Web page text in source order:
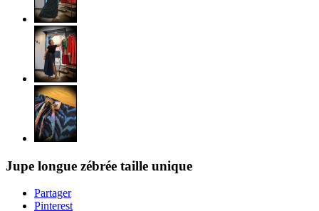
Jupe longue zébrée taille unique
Partager
Pinterest